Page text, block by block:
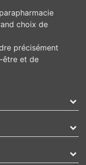
choix de
précisément
être et de